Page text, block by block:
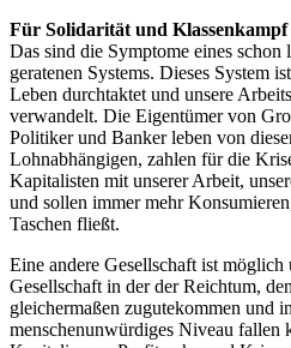
Für Solidarität und Klassenkampf
Das sind die Symptome eines
geratenen Systems. Dieses System
Leben durchtaktet und unsere
verwandelt. Die Eigentümer von
Politiker und Banker leben von
Lohnabhängigen, zahlen für die
Kapitalisten mit unserer Arbeit,
und sollen immer mehr
Taschen fließt.
Eine andere Gesellschaft ist
Gesellschaft in der der Reichtum,
gleichermaßen zugutekommen und
menschenunwürdiges Niveau fallen